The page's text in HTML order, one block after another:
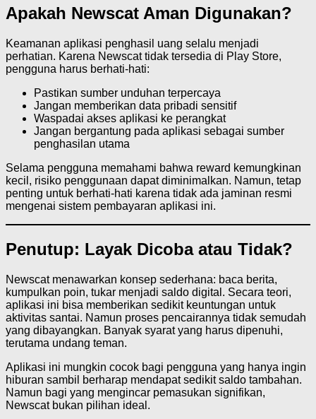
Apakah Newscat Aman Digunakan?
Keamanan aplikasi penghasil uang selalu menjadi
perhatian. Karena Newscat tidak tersedia di Play Store,
pengguna harus berhati-hati:
Pastikan sumber unduhan terpercaya
Jangan memberikan data pribadi sensitif
Waspadai akses aplikasi ke perangkat
Jangan bergantung pada aplikasi sebagai sumber
penghasilan utama
Selama pengguna memahami bahwa reward kemungkinan
kecil, risiko penggunaan dapat diminimalkan. Namun, tetap
penting untuk berhati-hati karena tidak ada jaminan resmi
mengenai sistem pembayaran aplikasi ini.
Penutup: Layak Dicoba atau Tidak?
Newscat menawarkan konsep sederhana: baca berita,
kumpulkan poin, tukar menjadi saldo digital. Secara teori,
aplikasi ini bisa memberikan sedikit keuntungan untuk
aktivitas santai. Namun proses pencairannya tidak semudah
yang dibayangkan. Banyak syarat yang harus dipenuhi,
terutama undang teman.
Aplikasi ini mungkin cocok bagi pengguna yang hanya ingin
hiburan sambil berharap mendapat sedikit saldo tambahan.
Namun bagi yang mengincar pemasukan signifikan,
Newscat bukan pilihan ideal.